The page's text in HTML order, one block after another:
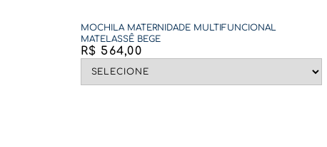
MOCHILA MATERNIDADE MULTIFUNCIONAL
MATELASSÊ BEGE
R$ 564,00